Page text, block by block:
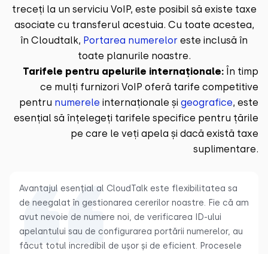
treceți la un serviciu VoIP, este posibil să existe taxe
asociate cu transferul acestuia. Cu toate acestea,
în Cloudtalk, Portarea numerelor este inclusă în
toate planurile noastre.
Tarifele pentru apelurile internaționale: În timp
ce mulți furnizori VoIP oferă tarife competitive
pentru numerele internaționale și geografice, este
esențial să înțelegeți tarifele specifice pentru țările
pe care le veți apela și dacă există taxe
suplimentare.
Avantajul esențial al CloudTalk este flexibilitatea sa
de neegalat în gestionarea cererilor noastre. Fie că am
avut nevoie de numere noi, de verificarea ID-ului
apelantului sau de configurarea portării numerelor, au
făcut totul incredibil de ușor și de eficient. Procesele